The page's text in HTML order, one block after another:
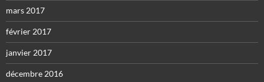
mars 2017
février 2017
janvier 2017
décembre 2016